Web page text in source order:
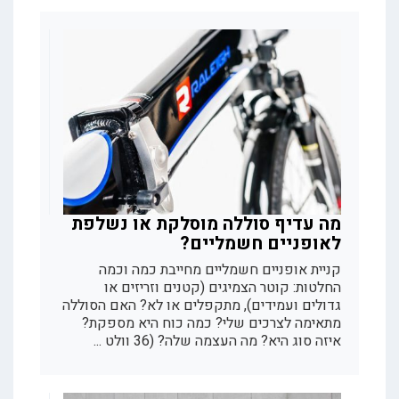
מה עדיף סוללה מוסלקת או נשלפת
לאופניים חשמליים?
קניית אופניים חשמליים מחייבת כמה וכמה
החלטות: קוטר הצמיגים (קטנים וזריזים או
גדולים ועמידים), מתקפלים או לא? האם הסוללה
מתאימה לצרכים שלי? כמה כוח היא מספקת?
איזה סוג היא? מה העצמה שלה? (36 וולט ...